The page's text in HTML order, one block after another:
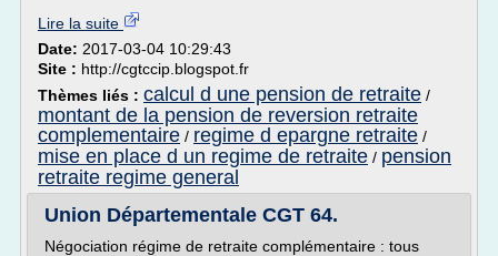
Lire la suite
Date: 2017-03-04 10:29:43
Site : http://cgtccip.blogspot.fr
Thèmes liés : calcul d une pension de retraite /
montant de la pension de reversion retraite
complementaire / regime d epargne retraite /
mise en place d un regime de retraite / pension
retraite regime general
Union Départementale CGT 64.
Négociation régime de retraite complémentaire : tous